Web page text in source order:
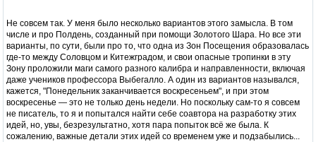
Не совсем так. У меня было несколько вариантов этого замысла. В том
числе и про Полдень, созданный при помощи Золотого Шара. Но все эти
варианты, по сути, были про то, что одна из Зон Посещения образовалась
где-то между Соловцом и Китежградом, и свои опасные тропинки в эту
Зону проложили маги самого разного калибра и направленности, включая
даже учеников профессора Выбегалло. А один из вариантов назывался,
кажется, "Понедельник заканчивается воскресеньем", и при этом
воскресенье — это не только день недели. Но поскольку сам-то я совсем
не писатель, то я и попытался найти себе соавтора на разработку этих
идей, но, увы, безрезультатно, хотя пара попыток всё же была. К
сожалению, важные детали этих идей со временем уже и подзабылись...